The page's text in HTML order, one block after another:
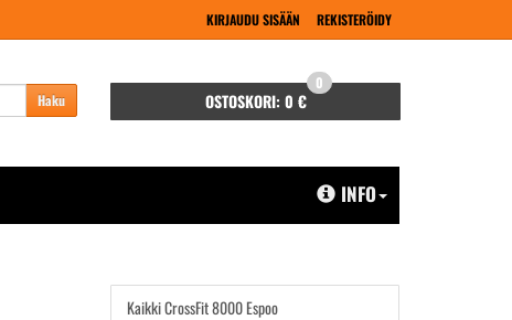
KIRJAUDU SISÄÄN REKISTERÖIDY
Haku OSTOSKORI: 0 €
0
INFO
Kaikki CrossFit 8000 Espoo